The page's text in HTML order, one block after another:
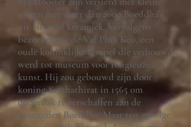
nissen met meer dan 2000 Boeddha’s
uit zilver of keramiek. Vervolgens
bezoeken we de Vat Phra Keo, een
oude koninklijke tempel die verbouwd
werd tot museum voor religieuze
kunst. Hij zou gebouwd zijn door
koning Setthathirat in 1565 om
onderdak te verschaffen aan de
smaragden Boeddha. Maar ten gevolge